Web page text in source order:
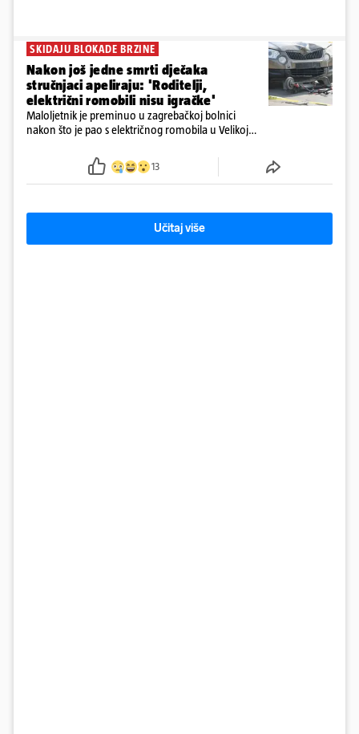
SKIDAJU BLOKADE BRZINE
Nakon još jedne smrti dječaka
stručnjaci apeliraju: 'Roditelji,
električni romobili nisu igračke'
Maloljetnik je preminuo u zagrebačkoj bolnici
nakon što je pao s električnog romobila u Velikoj
13
Učitaj više